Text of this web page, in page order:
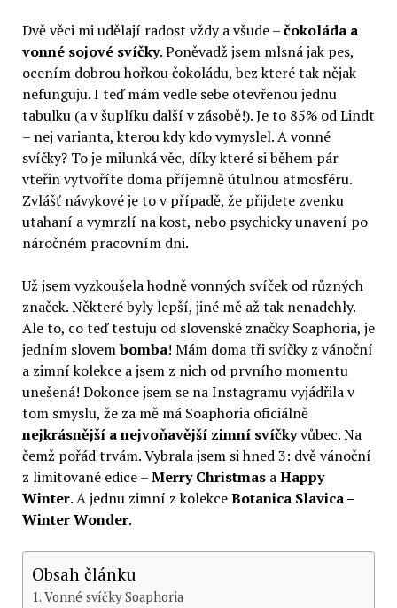
Dvě věci mi udělají radost vždy a všude –čokoláda a
vonné sojové svíčky. Poněvadž jsem mlsná jak pes,
ocením dobrou hořkou čokoládu, bez které tak nějak
nefunguju. I teď mám vedle sebe otevřenou jednu
tabulku (a v šuplíku další v zásobě!). Je to 85% od Lindt
– nej varianta, kterou kdy kdo vymyslel. A vonné
svíčky? To je milunká věc, díky které si během pár
vteřin vytvoříte doma příjemně útulnou atmosféru.
Zvlášť návykové je to v případě, že přijdete zvenku
utahaní a vymrzlí na kost, nebo psychicky unavení po
náročném pracovním dni.
Už jsem vyzkoušela hodně vonných svíček od různých
značek. Některé byly lepší, jiné mě až tak nenadchly.
Ale to, co teď testuju od slovenské značky Soaphoria, je
jedním slovembomba! Mám doma tři svíčky z vánoční
a zimní kolekce a jsem z nich od prvního momentu
unešená! Dokonce jsem se na Instagramu vyjádřila v
tom smyslu, že za mě má Soaphoria oficiálně
nejkrásnější a nejvoňavější zimní svíčkyvůbec. Na
čemž pořád trvám. Vybrala jsem si hned 3: dvě vánoční
z limitované edice –Merry ChristmasaHappy
Winter. A jednu zimní z kolekceBotanica Slavica –
Winter Wonder.
Obsah článku
Vonné svíčky Soaphoria